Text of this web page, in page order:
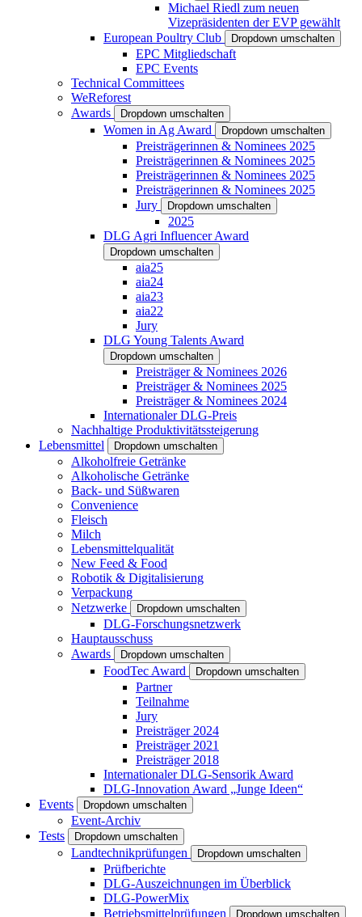
Michael Riedl zum neuen
Vizepräsidenten der EVP gewählt
European Poultry Club
Dropdown umschalten
EPC Mitgliedschaft
EPC Events
Technical Committees
WeReforest
Awards
Dropdown umschalten
Women in Ag Award Dropdown umschalten
Preisträgerinnen & Nominees 2025
Preisträgerinnen & Nominees 2025
Preisträgerinnen & Nominees 2025
Preisträgerinnen & Nominees 2025
Jury
Dropdown umschalten
2025
DLG Agri Influencer Award
Dropdown umschalten
aia25
aia24
aia23
aia22
Jury
DLG Young Talents Award
Dropdown umschalten
Preisträger & Nominees 2026
Preisträger & Nominees 2025
Preisträger & Nominees 2024
Internationaler DLG-Preis
Nachhaltige Produktivitätssteigerung
Lebensmittel
Dropdown umschalten
Alkoholfreie Getränke
Alkoholische Getränke
Back- und Süßwaren
Convenience
Fleisch
Milch
Lebensmittelqualität
New Feed & Food
Robotik & Digitalisierung
Verpackung
Netzwerke
Dropdown umschalten
DLG-Forschungsnetzwerk
Hauptausschuss
Awards
Dropdown umschalten
FoodTec Award Dropdown umschalten
Partner
Teilnahme
Jury
Preisträger 2024
Preisträger 2021
Preisträger 2018
Internationaler DLG-Sensorik Award
DLG-Innovation Award „Junge Ideen“
Events
Dropdown umschalten
Event-Archiv
Tests
Dropdown umschalten
Landtechnikprüfungen Dropdown umschalten
Prüfberichte
DLG-Auszeichnungen im Überblick
DLG-PowerMix
Betriebsmittelprüfungen
Dropdown umschalten